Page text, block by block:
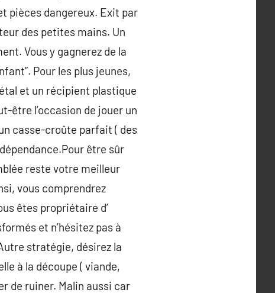
pièces dangereux. Exit par
des petites mains. Un
Vous y gagnerez de la
Pour les plus jeunes,
et un récipient plastique
être l’occasion de jouer un
casse-croûte parfait ( des
être sûr
reste votre meilleur
vous comprendrez
êtes propriétaire d’
et n’hésitez pas à
stratégie, désirez la
à la découpe ( viande,
de ruiner. Malin aussi car